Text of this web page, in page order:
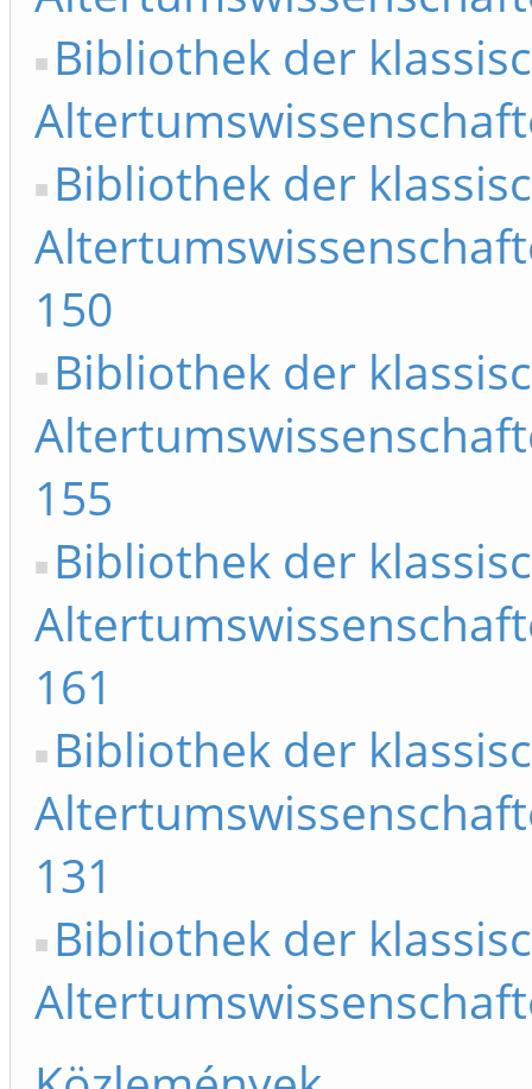
Bibliothek der
Bibliothek der
150
Bibliothek der
155
Bibliothek der
161
Bibliothek der
131
Bibliothek der